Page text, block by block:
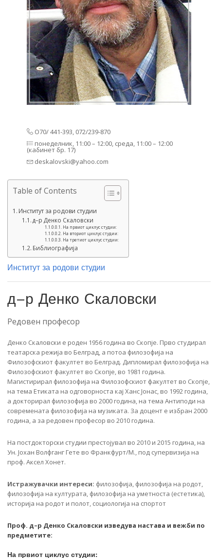
О70/ 441-393, 072/239-870
понеделник, 11:00 – 12:00, среда, 11:00 – 12:00
(кабинет бр. 17)
deskalovski@yahoo.com
Table of Contents
Институт за родови студии
д–р Денко Скаловски
На првиот циклус студии:
На вториот циклус студии:
На третиот циклус студии:
Библиографија
Институт за родови студии
д–р Денко Скаловски
Редовен професор
Денко Скаловски е роден 1956 година во Скопје. Прво студирал
театарска режија во Белград, а потоа филозофија на
Филозофскиот факултет во Белград. Дипломирал филозофија на
Филозофскиот факултет во Скопје, во 1981 година.
Магистирирал филозофија на Филозофскиот факултет во Скопје,
на тема Етиката на одговорноста кај Ханс Јонас, во 1992 година,
а докторирал филозофија во 2000 година, на тема Антиподи на
современата филозофија на музиката. За доцент е избран 2000
година, а за редовен професор во 2010 година.
На постдокторски студии престојувал во 2010 и 2015 година, на
Ун. Јохан Волфганг Гете во Франкфурт/М., под супервизија на
проф. Аксел Хонет.
Истражувачки интереси: филозофија, филозофија на родот,
филозофија на културата, филозофија на уметноста (естетика),
историја на родот и полот, социологија на спортот
Проф. д–р Денко Скаловски изведува настава и вежби по
предметите:
На првиот циклус студии: